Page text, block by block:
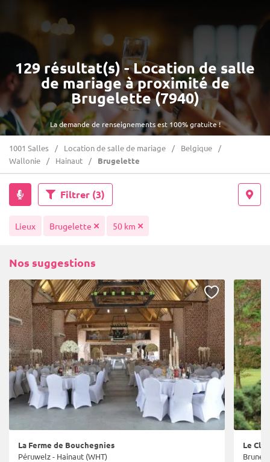
La demande de renseignements est 100% gratuite !
129 résultat(s) - Location de salle
de mariage à proximité de
Brugelette (7940)
1001 Salles Location de salle de mariage
Belgique
Wallonie
Hainaut Brugelette
Filtrer (3)
Lieux Brugelette 50 km
Nos suggestions
La Ferme de Bouchegnies
Péruwelz - Hainaut (WHT)
Le